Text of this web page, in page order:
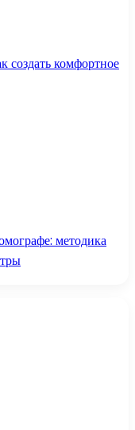
создать комфортное
методика